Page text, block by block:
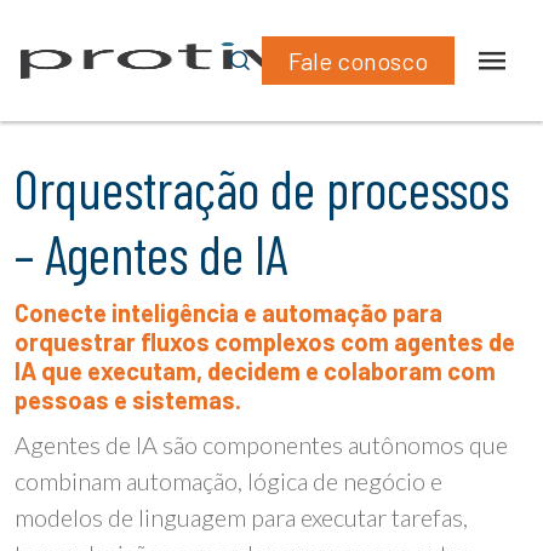
Fale conosco
Orquestração de processos
– Agentes de IA
Conecte inteligência e automação para
orquestrar fluxos complexos com agentes de
IA que executam, decidem e colaboram com
pessoas e sistemas.
Agentes de IA são componentes autônomos que
combinam automação, lógica de negócio e
modelos de linguagem para executar tarefas,